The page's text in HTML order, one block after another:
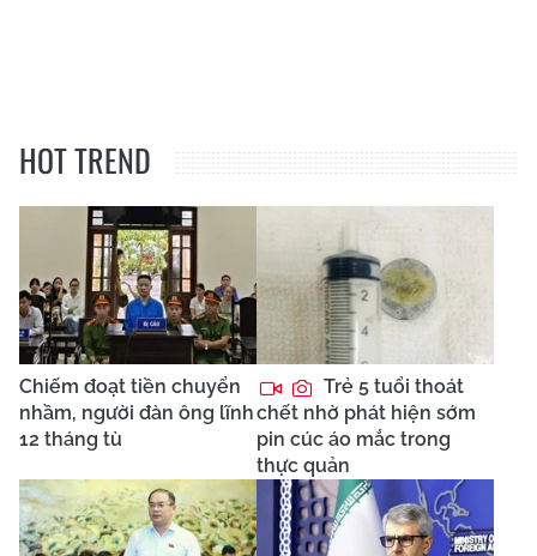
HOT TREND
Chiếm đoạt tiền chuyển
nhầm, người đàn ông lĩnh
12 tháng tù
Trẻ 5 tuổi thoát
chết nhờ phát hiện sớm
pin cúc áo mắc trong
thực quản